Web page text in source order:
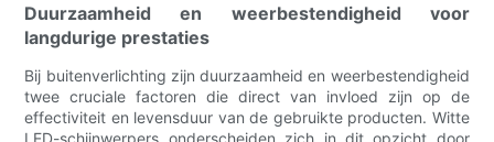
Duurzaamheid en weerbestendigheid voor
langdurige prestaties
Bij buitenverlichting zijn duurzaamheid en weerbestendigheid
twee cruciale factoren die direct van invloed zijn op de
effectiviteit en levensduur van de gebruikte producten. Witte
LED-schijnwerpers onderscheiden zich in dit opzicht door